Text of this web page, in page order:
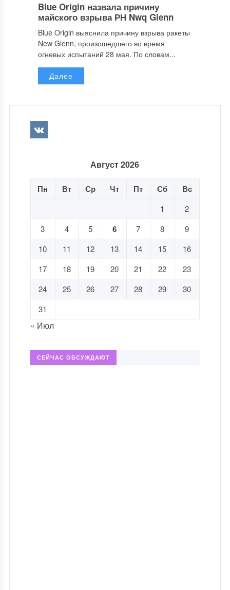
Blue Origin назвала причину
майского взрыва РН Nwq Glenn
Blue Origin выяснила причину взрыва ракеты
New Glenn, произошедшего во время
огневых испытаний 28 мая. По словам...
Далее
Август 2026
Пн Вт Ср Чт Пт Сб Вс
1
2
3
4 5 6 7 8
9
10
11 12 13 14 15
16
17
18 19 20 21 22
23
24
25 26 27 28 29
30
31
« Июл
СЕЙЧАС ОБСУЖДАЮТ